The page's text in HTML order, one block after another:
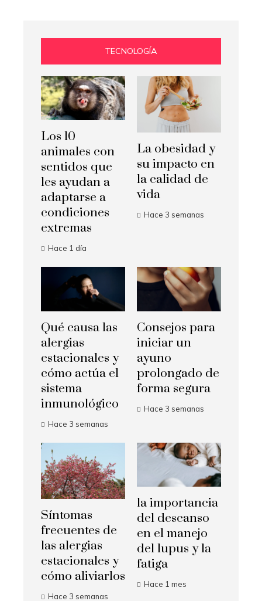
TECNOLOGÍA
Los 10
animales con
sentidos que
les ayudan a
adaptarse a
condiciones
extremas
Hace 1 día
La obesidad y
su impacto en
la calidad de
vida
Hace 3 semanas
Qué causa las
alergias
estacionales y
cómo actúa el
sistema
inmunológico
Hace 3 semanas
Consejos para
iniciar un
ayuno
prolongado de
forma segura
Hace 3 semanas
Síntomas
frecuentes de
las alergias
estacionales y
cómo aliviarlos
Hace 3 semanas
la importancia
del descanso
en el manejo
del lupus y la
fatiga
Hace 1 mes